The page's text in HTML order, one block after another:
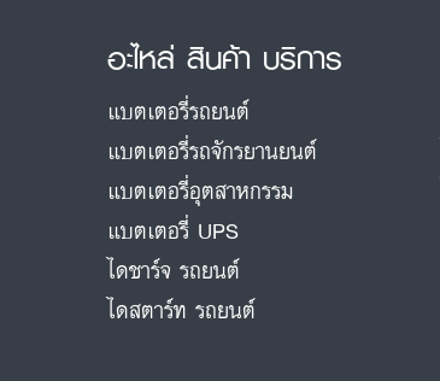
อะไหล่ สินค้า บริการ
แบตเตอรี่รถยนต์
แบตเตอรี่รถจักรยานยนต์
แบตเตอรี่อุตสาหกรรม
แบตเตอรี่ UPS
ไดชาร์จ รถยนต์
ไดสตาร์ท รถยนต์